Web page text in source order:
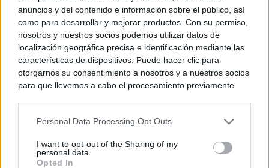
anuncios y del contenido e información sobre el público, así
como para desarrollar y mejorar productos. Con su permiso,
nosotros y nuestros socios podemos utilizar datos de
localización geográfica precisa e identificación mediante las
características de dispositivos. Puede hacer clic para
otorgarnos su consentimiento a nosotros y a nuestros socios
para que llevemos a cabo el procesamiento previamente
negar su consentimiento. Tenga en cuenta que algún
de su consentimiento, pero usted tiene el derecho de
rechazar tal procesamiento. Sus preferencias se aplicarán
Personal Data Processing Opt Outs
I want to opt-out of the Sharing of my
personal data.
Opted In